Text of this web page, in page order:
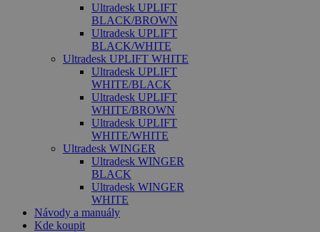
Ultradesk UPLIFT
BLACK/BROWN
Ultradesk UPLIFT
BLACK/WHITE
Ultradesk UPLIFT WHITE
Ultradesk UPLIFT
WHITE/BLACK
Ultradesk UPLIFT
WHITE/BROWN
Ultradesk UPLIFT
WHITE/WHITE
Ultradesk WINGER
Ultradesk WINGER
BLACK
Ultradesk WINGER
WHITE
Návody a manuály
Kde koupit